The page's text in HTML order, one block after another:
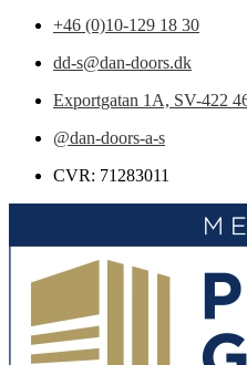
+46 (0)10-129 18 30
dd-s@dan-doors.dk
Exportgatan 1A, SV-422
@dan-doors-a-s
CVR: 71283011